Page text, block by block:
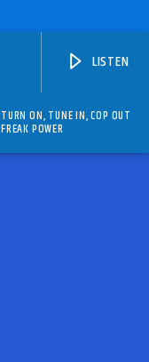
LISTEN
TURN ON, TUNE IN, COP OUT
FREAK POWER